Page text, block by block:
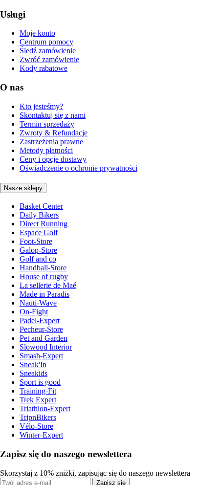
Usługi
Moje konto
Centrum pomocy
Śledź zamówienie
Zwróć zamówienie
Kody rabatowe
O nas
Kto jesteśmy?
Skontaktuj się z nami
Termin sprzedaży
Zwroty & Refundacje
Zastrzeżenia prawne
Metody płatności
Ceny i opcje dostawy
Oświadczenie o ochronie prywatności
Nasze sklepy
Basket Center
Daily Bikers
Direct Running
Espace Golf
Foot-Store
Galop-Store
Golf and co
Handball-Store
House of rugby
La sellerie de Maé
Made in Paradis
Nauti-Wave
On-Fight
Padel-Expert
Pecheur-Store
Pet and Garden
Slowood Interior
Smash-Expert
Sneak'In
Sneakids
Sport is good
Training-Fit
Trek Expert
Triathlon-Expert
TripnBikers
Vélo-Store
Winter-Expert
Zapisz się do naszego newslettera
Skorzystaj z 10% zniżki, zapisując się do naszego newslettera
Zapisz się